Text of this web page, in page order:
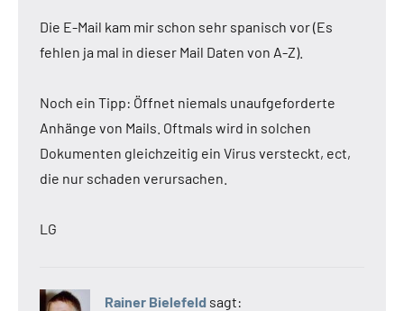
Die E-Mail kam mir schon sehr spanisch vor (Es
fehlen ja mal in dieser Mail Daten von A-Z).
Noch ein Tipp: Öffnet niemals unaufgeforderte
Anhänge von Mails. Oftmals wird in solchen
Dokumenten gleichzeitig ein Virus versteckt, ect,
die nur schaden verursachen.
LG
Rainer Bielefeld sagt: